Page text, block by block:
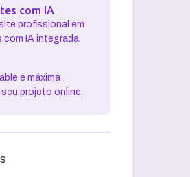
com IA
profissional em
IA integrada.
e máxima
projeto online.